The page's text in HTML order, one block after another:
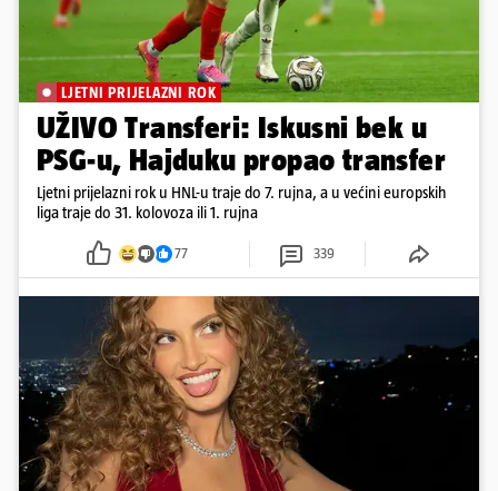
LJETNI PRIJELAZNI ROK
UŽIVO Transferi: Iskusni bek u
PSG-u, Hajduku propao transfer
Ljetni prijelazni rok u HNL-u traje do 7. rujna, a u većini europskih
liga traje do 31. kolovoza ili 1. rujna
77 339